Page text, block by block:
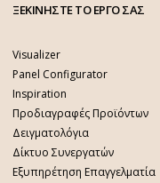
ΞΕΚΙΝΗΣΤΕ ΤΟ ΕΡΓΟ ΣΑΣ
Visualizer
Panel Configurator
Inspiration
Προδιαγραφές Προϊόντων
Δειγματολόγια
Δίκτυο Συνεργατών
Εξυπηρέτηση Επαγγελματία